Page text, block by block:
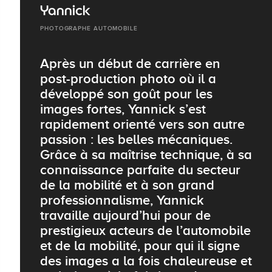
Yannick
PHOTOGRAPHE AUTOMOBILE
Après un début de carrière en
post-production photo où il a
développé son goût pour les
images fortes, Yannick s’est
rapidement orienté vers son autre
passion : les belles mécaniques.
Grâce à sa maîtrise technique, à sa
connaissance parfaite du secteur
de la mobilité et à son grand
professionnalisme, Yannick
travaille aujourd’hui pour de
prestigieux acteurs de l’automobile
et de la mobilité, pour qui il signe
des images a la fois chaleureuse et